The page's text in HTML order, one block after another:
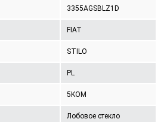
3355AGSBLZ1D
FIAT
STILO
PL
5KOM
Лобовое стекло